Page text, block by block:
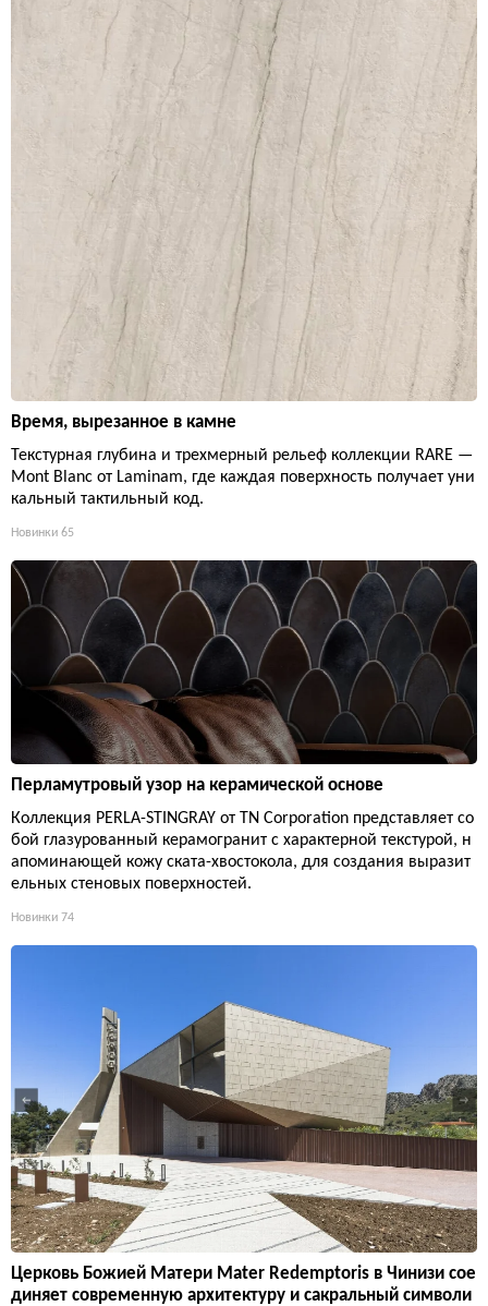
Время, вырезанное в камне
Текстурная глубина и трехмерный рельеф коллекции RARE —
Mont Blanc от Laminam, где каждая поверхность получает уни
кальный тактильный код.
Новинки 65
Перламутровый узор на керамической основе
Коллекция PERLA-STINGRAY от TN Corporation представляет со
бой глазурованный керамогранит с характерной текстурой, н
апоминающей кожу ската-хвостокола, для создания выразит
ельных стеновых поверхностей.
Новинки 74
Церковь Божией Матери Mater Redemptoris в Чинизи сое
диняет современную архитектуру и сакральный символи